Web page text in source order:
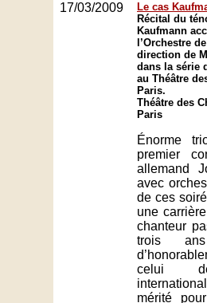
17/03/2009
Le cas
Récital du
Kaufmann
l’Orchestre
direction de
dans la série
au Théâtre
Paris.
Théâtre des
Paris
Énorme
premier
allemand
avec
de ces
une
chanteur
trois
celui
mérité